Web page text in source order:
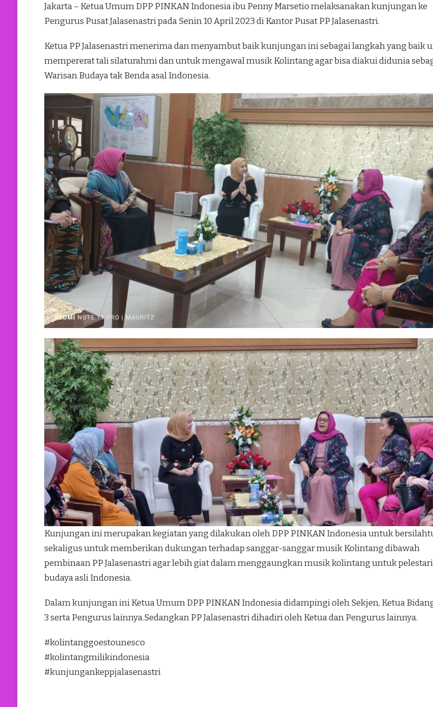
Jakarta – Ketua Umum DPP PINKAN Indonesia ibu Penny Marsetio melaksanakan kunjungan ke
Pengurus Pusat Jalasenastri pada Senin 10 April 2023 di Kantor Pusat PP Jalasenastri.
Ketua PP Jalasenastri menerima dan menyambut baik kunjungan ini sebagai langkah yang baik
mempererat tali silaturahmi dan untuk mengawal musik Kolintang agar bisa diakui didunia
Warisan Budaya tak Benda asal Indonesia.
Kunjungan ini merupakan kegiatan yang dilakukan oleh DPP PINKAN Indonesia untuk
sekaligus untuk memberikan dukungan terhadap sanggar-sanggar musik Kolintang dibawah
pembinaan PP Jalasenastri agar lebih giat dalam menggaungkan musik kolintang untuk
budaya asli Indonesia.
Dalam kunjungan ini Ketua Umum DPP PINKAN Indonesia didampingi oleh Sekjen, Ketua
3 serta Pengurus lainnya.Sedangkan PP Jalasenastri dihadiri oleh Ketua dan Pengurus lainnya.
#kolintanggoestounesco
#kolintangmilikindonesia
#kunjungankeppjalasenastri